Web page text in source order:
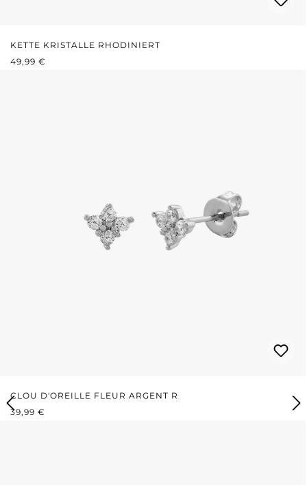
KETTE KRISTALLE RHODINIERT
PRIX RÉGULIER :
49,99 €
CLOU D'OREILLE FLEUR ARGENT R
PRIX RÉGULIER :
39,99 €